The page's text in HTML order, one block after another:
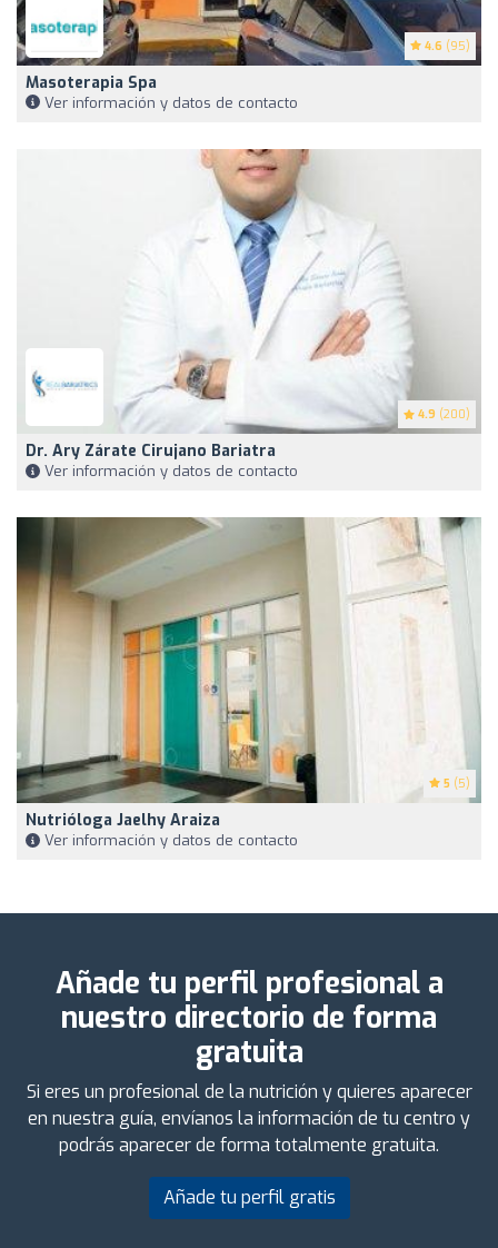
4.6 (95)
Masoterapia Spa
Ver información y datos de contacto
4.9 (200)
Dr. Ary Zárate Cirujano Bariatra
Ver información y datos de contacto
5 (5)
Nutrióloga Jaelhy Araiza
Ver información y datos de contacto
Añade tu perfil profesional a
nuestro directorio de forma
gratuita
Si eres un profesional de la nutrición y quieres aparecer
en nuestra guía, envíanos la información de tu centro y
podrás aparecer de forma totalmente gratuita.
Añade tu perfil gratis